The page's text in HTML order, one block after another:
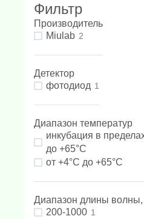
Фильтр
Производитель
Miulab 2
Детектор
фотодиод 1
Диапазон температур
инкубация в
до +65°C
от +4°C до +65°C
Диапазон длины
200-1000 1